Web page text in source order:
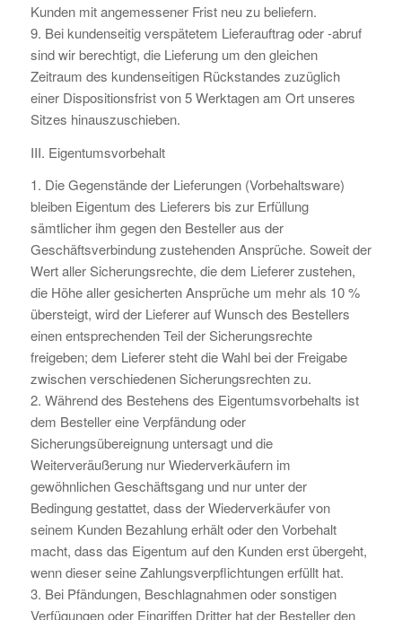
Kunden mit angemessener Frist neu zu beliefern.
9. Bei kundenseitig verspätetem Lieferauftrag oder -abruf
sind wir berechtigt, die Lieferung um den gleichen
Zeitraum des kundenseitigen Rückstandes zuzüglich
einer Dispositionsfrist von 5 Werktagen am Ort unseres
Sitzes hinauszuschieben.
III. Eigentumsvorbehalt
1. Die Gegenstände der Lieferungen (Vorbehaltsware)
bleiben Eigentum des Lieferers bis zur Erfüllung
sämtlicher ihm gegen den Besteller aus der
Geschäftsverbindung zustehenden Ansprüche. Soweit der
Wert aller Sicherungsrechte, die dem Lieferer zustehen,
die Höhe aller gesicherten Ansprüche um mehr als 10 %
übersteigt, wird der Lieferer auf Wunsch des Bestellers
einen entsprechenden Teil der Sicherungsrechte
freigeben; dem Lieferer steht die Wahl bei der Freigabe
zwischen verschiedenen Sicherungsrechten zu.
2. Während des Bestehens des Eigentumsvorbehalts ist
dem Besteller eine Verpfändung oder
Sicherungsübereignung untersagt und die
Weiterveräußerung nur Wiederverkäufern im
gewöhnlichen Geschäftsgang und nur unter der
Bedingung gestattet, dass der Wiederverkäufer von
seinem Kunden Bezahlung erhält oder den Vorbehalt
macht, dass das Eigentum auf den Kunden erst übergeht,
wenn dieser seine Zahlungsverpflichtungen erfüllt hat.
3. Bei Pfändungen, Beschlagnahmen oder sonstigen
Verfügungen oder Eingriffen Dritter hat der Besteller den